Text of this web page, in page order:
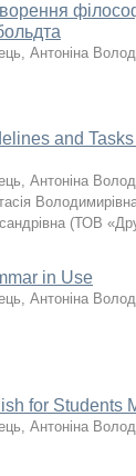
Антоніна
and
Антоніна
(ТОВ
in Use
Антоніна
for Students
Антоніна